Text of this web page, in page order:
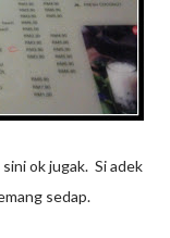
ok jugak. Si adek
sedap.